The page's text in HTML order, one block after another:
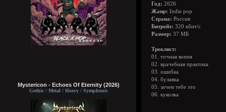
Mystericon - Echoes Of Eternity (2026)
Gothic / Metal / Heavy / Symphonic
Год: 2026
Жанр: Indie pop
Страна: Россия
Битрейт: 320 кбит/с
Размер: 37 МБ
Треклист:
01. точная копия
02. врачебная практика
03. ошибка
04. булавка
05. зачем тебе это
06. куколка